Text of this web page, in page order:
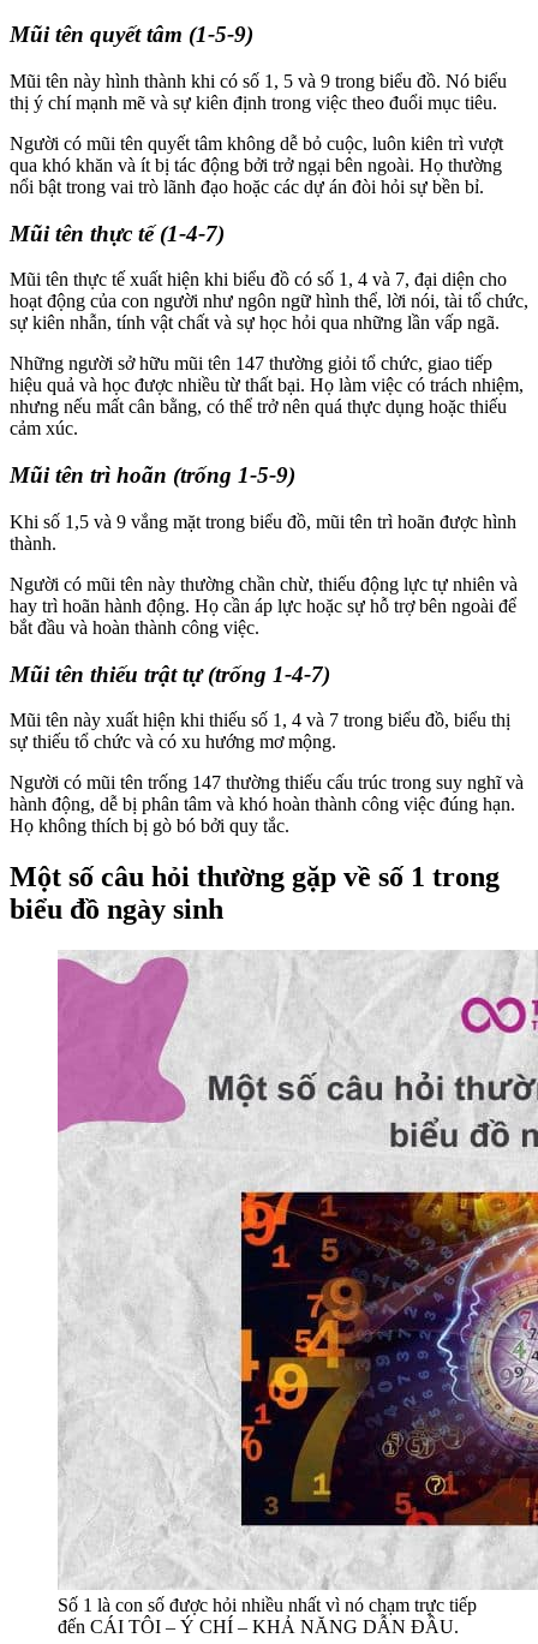
Mũi tên quyết tâm (1-5-9)
Mũi tên này hình thành khi có số 1, 5 và 9 trong biểu đồ. Nó biểu
thị ý chí mạnh mẽ và sự kiên định trong việc theo đuổi mục tiêu.
Người có mũi tên quyết tâm không dễ bỏ cuộc, luôn kiên trì vượt
qua khó khăn và ít bị tác động bởi trở ngại bên ngoài. Họ thường
nổi bật trong vai trò lãnh đạo hoặc các dự án đòi hỏi sự bền bỉ.
Mũi tên thực tế (1-4-7)
Mũi tên thực tế xuất hiện khi biểu đồ có số 1, 4 và 7, đại diện cho
hoạt động của con người như ngôn ngữ hình thể, lời nói, tài tổ chức,
sự kiên nhẫn, tính vật chất và sự học hỏi qua những lần vấp ngã.
Những người sở hữu mũi tên 147 thường giỏi tổ chức, giao tiếp
hiệu quả và học được nhiều từ thất bại. Họ làm việc có trách nhiệm,
nhưng nếu mất cân bằng, có thể trở nên quá thực dụng hoặc thiếu
cảm xúc.
Mũi tên trì hoãn (trống 1-5-9)
Khi số 1,5 và 9 vắng mặt trong biểu đồ, mũi tên trì hoãn được hình
thành.
Người có mũi tên này thường chần chừ, thiếu động lực tự nhiên và
hay trì hoãn hành động. Họ cần áp lực hoặc sự hỗ trợ bên ngoài để
bắt đầu và hoàn thành công việc.
Mũi tên thiếu trật tự (trống 1-4-7)
Mũi tên này xuất hiện khi thiếu số 1, 4 và 7 trong biểu đồ, biểu thị
sự thiếu tổ chức và có xu hướng mơ mộng.
Người có mũi tên trống 147 thường thiếu cấu trúc trong suy nghĩ và
hành động, dễ bị phân tâm và khó hoàn thành công việc đúng hạn.
Họ không thích bị gò bó bởi quy tắc.
Một số câu hỏi thường gặp về số 1 trong
biểu đồ ngày sinh
Số 1 là con số được hỏi nhiều nhất vì nó chạm trực tiếp
đến CÁI TÔI – Ý CHÍ – KHẢ NĂNG DẪN ĐẦU.